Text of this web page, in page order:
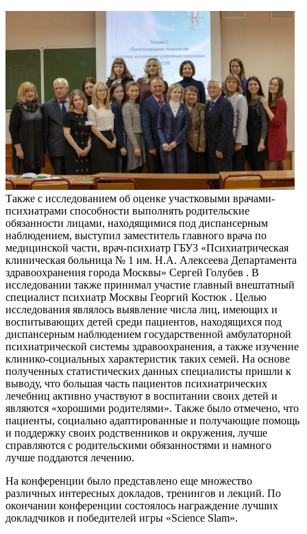
Также с исследованием об оценке участковыми врачами-
психиатрами способности выполнять родительские
обязанности лицами, находящимися под диспансерным
наблюдением, выступил заместитель главного врача по
медицинской части, врач-психиатр ГБУ3 «Психиатрическая
клиническая больница № 1 им. Н.А. Алексеева Департамента
здравоохранения города Москвы» Сергей Голубев . В
исследовании также принимал участие главный внештатный
специалист психиатр Москвы Георгий Костюк . Целью
исследования являлось выявление числа лиц, имеющих и
воспитывающих детей среди пациентов, находящихся под
диспансерным наблюдением государственной амбулаторной
психиатрической системы здравоохранения, а также изучение
клинико-социальных характеристик таких семей. На основе
полученных статистических данных специалисты пришли к
выводу, что большая часть пациентов психиатрических
лечебниц активно участвуют в воспитании своих детей и
являются «хорошими родителями». Также было отмечено, что
пациенты, социально адаптированные и получающие помощь
и поддержку своих родственников и окружения, лучше
справляются с родительскими обязанностями и намного
лучше поддаются лечению.
На конференции было представлено еще множество
различных интересных докладов, тренингов и лекций. По
окончании конференции состоялось награждение лучших
докладчиков и победителей игры «Science Slam».